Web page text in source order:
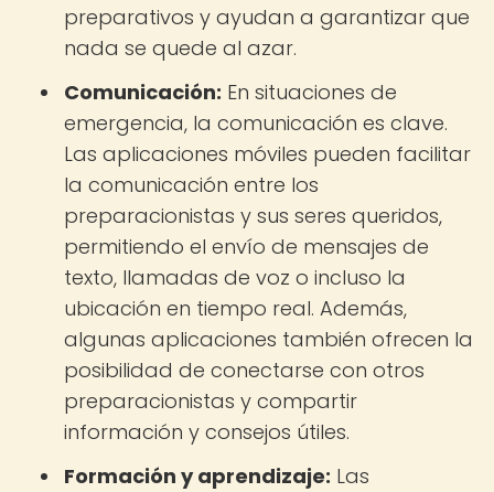
preparativos y ayudan a garantizar que
nada se quede al azar.
Comunicación: En situaciones de
emergencia, la comunicación es clave.
Las aplicaciones móviles pueden facilitar
la comunicación entre los
preparacionistas y sus seres queridos,
permitiendo el envío de mensajes de
texto, llamadas de voz o incluso la
ubicación en tiempo real. Además,
algunas aplicaciones también ofrecen la
posibilidad de conectarse con otros
preparacionistas y compartir
información y consejos útiles.
Formación y aprendizaje: Las